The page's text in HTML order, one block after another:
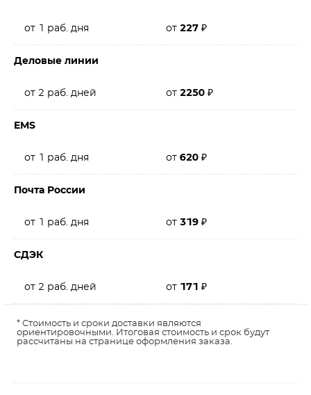
от 1 раб. дня от 227 ₽
Деловые линии
от 2 раб. дней от 2250 ₽
EMS
от 1 раб. дня от 620 ₽
Почта России
от 1 раб. дня от 319 ₽
СДЭК
от 2 раб. дней от 171 ₽
* Стоимость и сроки доставки являются
ориентировочными. Итоговая стоимость и срок будут
рассчитаны на странице оформления заказа.